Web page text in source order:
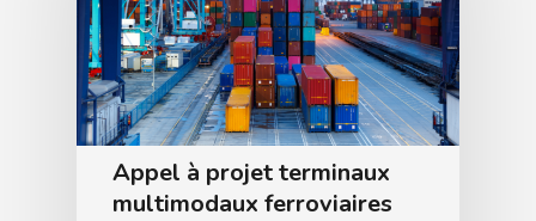
Appel à projet terminaux
multimodaux ferroviaires